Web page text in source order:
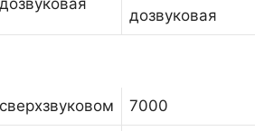
дозвуковая
сверхзвуковом 7000